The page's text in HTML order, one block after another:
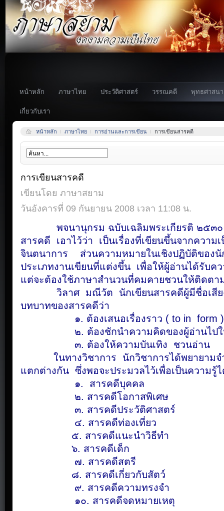
หน้าหลัก ภาษาไทย ประวัติศาสตร์ วรรณคดี พุทธศาสนา
เกี่ยวกับเรา
หน้าหลัก ภาษาไทย การอ่านและการเขียน การเขียนสารคดี
การเขียนสารคดี
เขียนโดย ภาษาสยาม
วันอังคารที่ 09 กันยายน 2008 เวลา 11:08 น.
พจนานุกรม ฉบับเฉลิมพระเกียรติ ๒๕๓๐
สารคดี เอาไว้ว่า เป็นเรื่องที่เขียนขึ้นจากความ
จินตนาการ ส่วนความหมายในเชิงปฏิบัติของ
ประเภทงานเขียนที่แต่งขึ้น เพื่อให้ผู้อ่านได้รับค
แต่จะต้องใช้ภาษาสำนวนที่คมคายชวนให้ติดตา
วิลาศ มณีวัต นักเขียนสารคดีผู้มีชื่อเสียงข
บทบาทของสารคดีว่า
๑. ต้องเสนอเรื่องราว ( to in form )
๒. ต้องชักนำความคิดของผู้อ่านไปในทิ
๓. ต้องให้ความบันเทิง ชวนอ่าน
ในทางวิชาการ นักวิชาการได้พยายามจำ
แตกต่างกัน ซึ่งพอจะประมวลไว้เพื่อเป็นความรู้
๑. สารคดีบุคคล
๒. สารคดีโอกาสพิเศษ
๓. สารคดีประวัติศาสตร์
๔. สารคดีท่องเที่ยว
๕. สารคดีแนะนำวิธีทำ
๖. สารคดีเด็ก
๗. สารคดีสตรี
๘. สารคดีเกี่ยวกับสัตว์
๙. สารคดีความทรงจำ
๑๐. สารคดีจดหมายเหตุ